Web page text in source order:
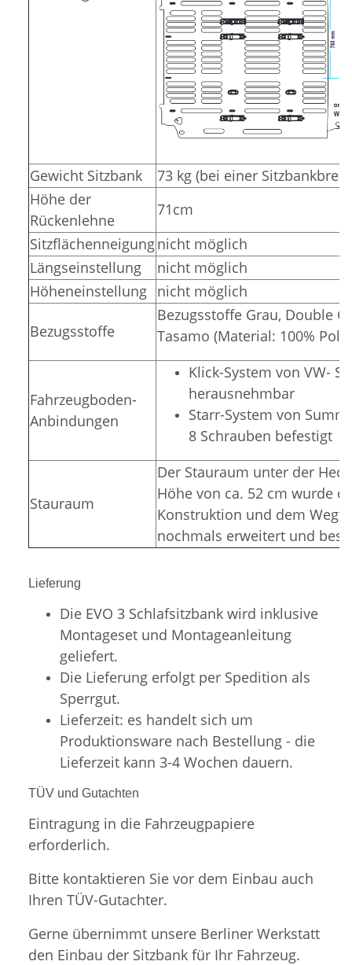
Gewicht Sitzbank
73 kg (bei einer
Höhe der
Rückenlehne
71cm
Sitzflächenneigungnicht möglich
Längseinstellung
nicht möglich
Höheneinstellung nicht möglich
Bezugsstoffe
Bezugsstoffe Grau, Double
Tasamo (Material: 100%
Fahrzeugboden-
Anbindungen
Klick-System von VW-
herausnehmbar
Starr-System von
8 Schrauben befestigt
Stauraum
Der Stauraum unter der
Höhe von ca. 52 cm wurde
Konstruktion und dem
nochmals erweitert und
Lieferung
Die EVO 3 Schlafsitzbank wird inklusive
Montageset und Montageanleitung
geliefert.
Die Lieferung erfolgt per Spedition als
Sperrgut.
Lieferzeit: es handelt sich um
Produktionsware nach Bestellung - die
Lieferzeit kann 3-4 Wochen dauern.
TÜV und Gutachten
Eintragung in die Fahrzeugpapiere
erforderlich.
Bitte kontaktieren Sie vor dem Einbau auch
Ihren TÜV-Gutachter.
Gerne übernimmt unsere Berliner Werkstatt
den Einbau der Sitzbank für Ihr Fahrzeug.